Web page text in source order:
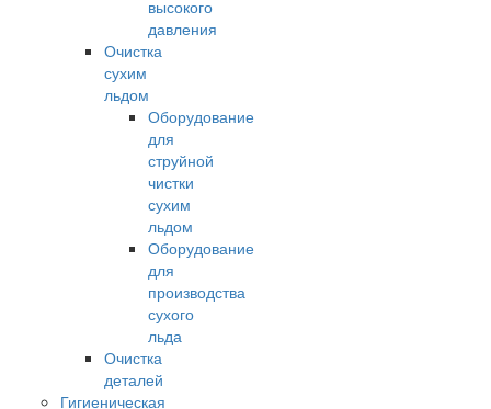
высокого
давления
Очистка
сухим
льдом
Оборудование
для
струйной
чистки
сухим
льдом
Оборудование
для
производства
сухого
льда
Очистка
деталей
Гигиеническая